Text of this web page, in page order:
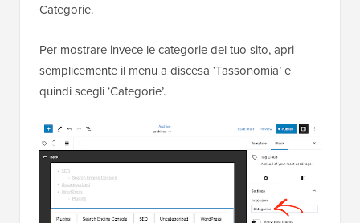
Categorie.
Per mostrare invece le categorie del tuo sito, apri
semplicemente il menu a discesa ‘Tassonomia’ e
quindi scegli ‘Categorie’.